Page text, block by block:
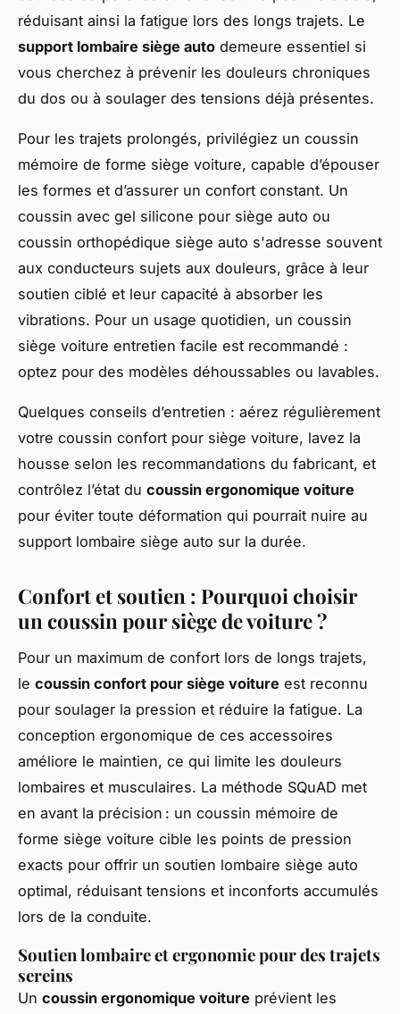
réduisant ainsi la fatigue lors des longs trajets. Le
support lombaire siège auto demeure essentiel si
vous cherchez à prévenir les douleurs chroniques
du dos ou à soulager des tensions déjà présentes.
Pour les trajets prolongés, privilégiez un coussin
mémoire de forme siège voiture, capable d’épouser
les formes et d’assurer un confort constant. Un
coussin avec gel silicone pour siège auto ou
coussin orthopédique siège auto s'adresse souvent
aux conducteurs sujets aux douleurs, grâce à leur
soutien ciblé et leur capacité à absorber les
vibrations. Pour un usage quotidien, un coussin
siège voiture entretien facile est recommandé :
optez pour des modèles déhoussables ou lavables.
Quelques conseils d’entretien : aérez régulièrement
votre coussin confort pour siège voiture, lavez la
housse selon les recommandations du fabricant, et
contrôlez l’état du coussin ergonomique voiture
pour éviter toute déformation qui pourrait nuire au
support lombaire siège auto sur la durée.
Confort et soutien : Pourquoi choisir
un coussin pour siège de voiture ?
Pour un maximum de confort lors de longs trajets,
le coussin confort pour siège voiture est reconnu
pour soulager la pression et réduire la fatigue. La
conception ergonomique de ces accessoires
améliore le maintien, ce qui limite les douleurs
lombaires et musculaires. La méthode SQuAD met
en avant la précision : un coussin mémoire de
forme siège voiture cible les points de pression
exacts pour offrir un soutien lombaire siège auto
optimal, réduisant tensions et inconforts accumulés
lors de la conduite.
Soutien lombaire et ergonomie pour des trajets
sereins
Un coussin ergonomique voiture prévient les